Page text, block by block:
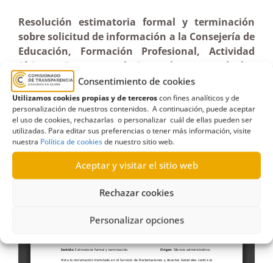
Consentimiento de cookies
Utilizamos cookies propias y de terceroscon fines analíticos y de
personalización de nuestros contenidos. A continuación, puede aceptar
el uso de cookies, rechazarlas o personalizar cuál de ellas pueden ser
utilizadas. Para editar sus preferencias o tener más información, visite
nuestra Política de cookiesde nuestro sitio web.
Aceptar y visitar el sitio web
Rechazar cookies
Personalizar opciones
Resolución estimatoria formal y terminación
sobre solicitud de información a la Consejería de
Educación, Formación Profesional, Actividad
Física y Deportes relativa a las actas de las
mesas sectoriales y técnicas en las que se han
tratado cuestiones educativas que afectan a los
conservatorios profesionales y superiores de
música de Canarias (02-01-2026)